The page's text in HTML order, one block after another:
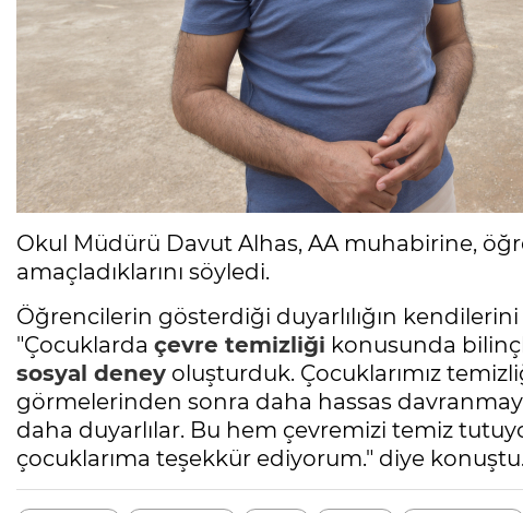
Okul Müdürü Davut Alhas, AA muhabirine,
amaçladıklarını söyledi.
Öğrencilerin gösterdiği duyarlılığın
"Çocuklarda çevre temizliği konusunda
sosyal deney oluşturduk. Çocuklarımız
görmelerinden sonra daha hassas
daha duyarlılar. Bu hem çevremizi temiz
çocuklarıma teşekkür ediyorum." diye